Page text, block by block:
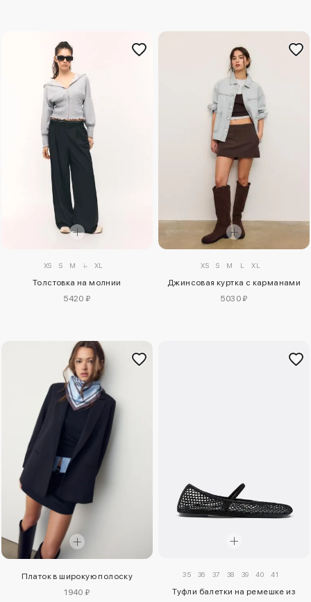
XS S M L XL
Толстовка на молнии
5420 ₽
XS S M L XL
Джинсовая куртка с карманами
5030 ₽
Платок в широкую полоску
1940 ₽
35 36 37 38 39 40 41
Туфли балетки на ремешке из